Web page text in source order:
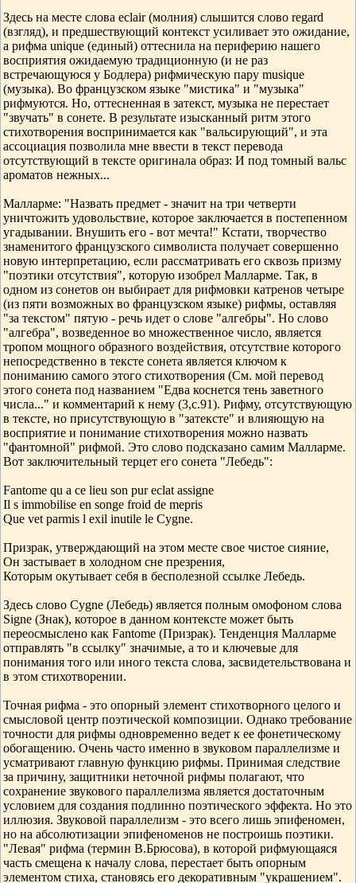
Здесь на месте слова еclair (молния) слышится слово regard
(взгляд), и предшествующий контекст усиливает это ожидание,
а рифма unique (единый) оттеснила на периферию нашего
восприятия ожидаемую традиционную (и не раз
встречающуюся у Бодлера) рифмическую пару musique
(музыка). Во французском языке "мистика" и "музыка"
рифмуются. Но, оттесненная в затекст, музыка не перестает
"звучать" в сонете. В результате изысканный ритм этого
стихотворения воспринимается как "вальсирующий", и эта
ассоциация позволила мне ввести в текст перевода
отсутствующий в тексте оригинала образ: И под томный вальс
ароматов нежных...
Малларме: "Назвать предмет - значит на три четверти
уничтожить удовольствие, которое заключается в постепенном
угадывании. Внушить его - вот мечта!" Кстати, творчество
знаменитого французского символиста получает совершенно
новую интерпретацию, если рассматривать его сквозь призму
"поэтики отсутствия", которую изобрел Малларме. Так, в
одном из сонетов он выбирает для рифмовки катренов четыре
(из пяти возможных во французском языке) рифмы, оставляя
"за текстом" пятую - речь идет о слове "алгебры". Но слово
"алгебра", возведенное во множественное число, является
тропом мощного образного воздействия, отсутствие которого
непосредственно в тексте сонета является ключом к
пониманию самого этого стихотворения (См. мой перевод
этого сонета под названием "Едва коснется тень заветного
числа..." и комментарий к нему (3,с.91). Рифму, отсутствующую
в тексте, но присутствующую в "затексте" и влияющую на
восприятие и понимание стихотворения можно назвать
"фантомной" рифмой. Это слово подсказано самим Малларме.
Вот заключительный терцет его сонета "Лебедь":
Fantome qu а ce lieu son pur еclat assigne
Il s immobilise en songe froid de mеpris
Que vеt parmis l exil inutile le Cygne.
Призрак, утверждающий на этом месте свое чистое сияние,
Он застывает в холодном сне презрения,
Которым окутывает себя в бесполезной ссылке Лебедь.
Здесь слово Cygne (Лебедь) является полным омофоном слова
Signe (Знак), которое в данном контексте может быть
переосмыслено как Fantome (Призрак). Тенденция Малларме
отправлять "в ссылку" значимые, а то и ключевые для
понимания того или иного текста слова, засвидетельствована и
в этом стихотворении.
Точная рифма - это опорный элемент стихотворного целого и
смысловой центр поэтической композиции. Однако требование
точности для рифмы одновременно ведет к ее фонетическому
обогащению. Очень часто именно в звуковом параллелизме и
усматривают главную функцию рифмы. Принимая следствие
за причину, защитники неточной рифмы полагают, что
сохранение звукового параллелизма является достаточным
условием для создания подлинно поэтического эффекта. Но это
иллюзия. Звуковой параллелизм - это всего лишь эпифеномен,
но на абсолютизации эпифеноменов не построишь поэтики.
"Левая" рифма (термин В.Брюсова), в которой рифмующаяся
часть смещена к началу слова, перестает быть опорным
элементом стиха, становясь его декоративным "украшением".